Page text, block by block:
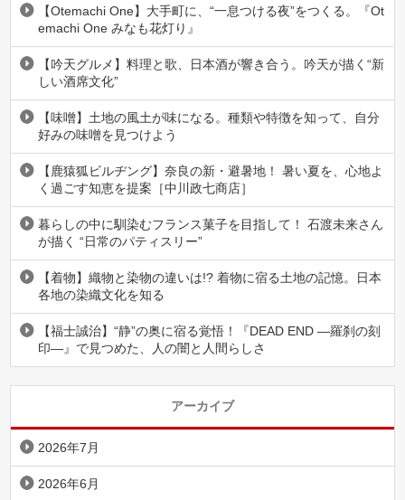
【Otemachi One】大手町に、“一息つける夜”をつくる。『Ot
emachi One みなも花灯り』
【吟天グルメ】料理と歌、日本酒が響き合う。吟天が描く“新
しい酒席文化”
【味噌】土地の風土が味になる。種類や特徴を知って、自分
好みの味噌を見つけよう
【鹿猿狐ビルヂング】奈良の新・避暑地！ 暑い夏を、心地よ
く過ごす知恵を提案［中川政七商店］
暮らしの中に馴染むフランス菓子を目指して！ 石渡未来さん
が描く “日常のパティスリー”
【着物】織物と染物の違いは!? 着物に宿る土地の記憶。日本
各地の染織文化を知る
【福士誠治】“静”の奥に宿る覚悟！『DEAD END ―羅刹の刻
印―』で見つめた、人の闇と人間らしさ
アーカイブ
2026年7月
2026年6月